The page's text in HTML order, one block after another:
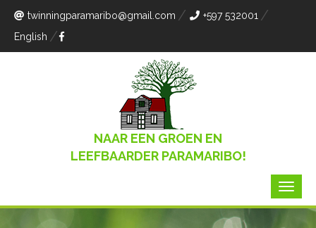
twinningparamaribo@gmail.com
+597 532001
English
NAAR EEN GROEN EN
LEEFBAARDER PARAMARIBO!